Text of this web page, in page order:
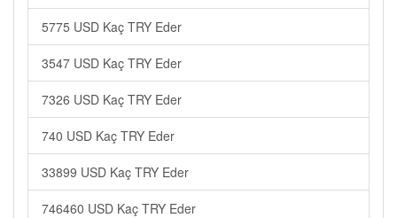
5775 USD Kaç TRY Eder
3547 USD Kaç TRY Eder
7326 USD Kaç TRY Eder
740 USD Kaç TRY Eder
33899 USD Kaç TRY Eder
746460 USD Kaç TRY Eder